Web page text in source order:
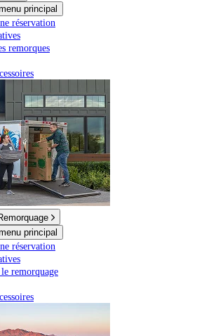
principal
réservation
remorques
principal
réservation
remorquage